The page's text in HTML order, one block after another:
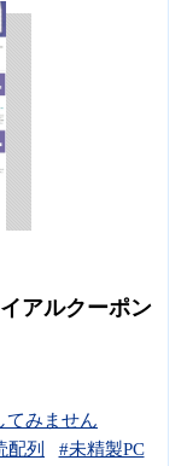
アルクーポン
てみません
配列
#未精製PC